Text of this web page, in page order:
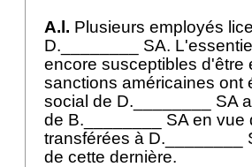
A.l. Plusieurs employés
D.________ SA.
encore susceptibles d'être
sanctions américaines ont
social de D.________ SA
de B.________ SA en
transférées à D.________
de cette dernière.